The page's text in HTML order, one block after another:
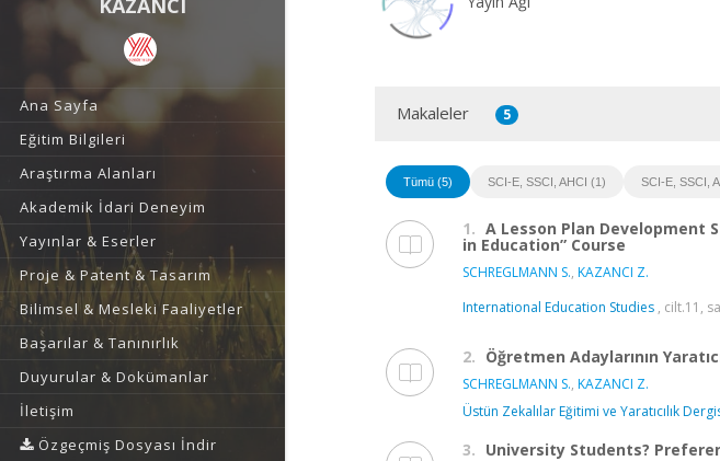
KAZANCI
Ana Sayfa
Eğitim Bilgileri
Araştırma Alanları
Akademik İdari Deneyim
Yayınlar & Eserler
Proje & Patent & Tasarım
Bilimsel & Mesleki Faaliyetler
Başarılar & Tanınırlık
Duyurular & Dokümanlar
İletişim
Özgeçmiş Dosyası İndir
Makaleler 5
Tümü (5) SCI-E, SSCI, AHCI (1) SCI-E, SSCI,
1. A Lesson Plan Development
in Education” Course
SCHREGLMANN S., KAZANCI Z.
International Education Studies , cilt.11,
2. Öğretmen Adaylarının
SCHREGLMANN S., KAZANCI Z.
Üstün Zekalılar Eğitimi ve Yaratıcılık
3. University Students?